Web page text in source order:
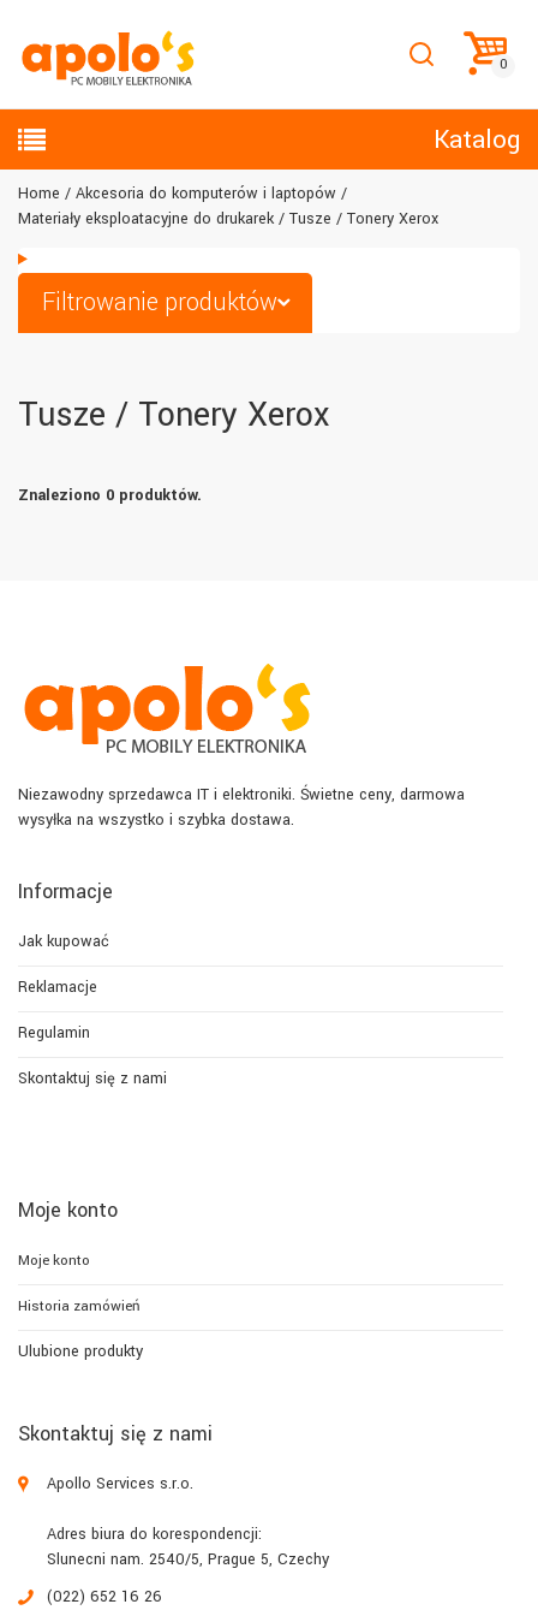
Katalog
Home
Akcesoria do komputerów i laptopów
Materiały eksploatacyjne do drukarek
Tusze / Tonery Xerox
Filtrowanie produktów
Tusze / Tonery Xerox
Znaleziono 0 produktów.
Niezawodny sprzedawca IT i elektroniki. Świetne ceny, darmowa
wysyłka na wszystko i szybka dostawa.
Informacje
Jak kupować
Reklamacje
Regulamin
Skontaktuj się z nami
Moje konto
Moje konto
Historia zamówień
Ulubione produkty
Skontaktuj się z nami
Apollo Services s.r.o.
Adres biura do korespondencji:
Slunecni nam. 2540/5, Prague 5, Czechy
(022) 652 16 26